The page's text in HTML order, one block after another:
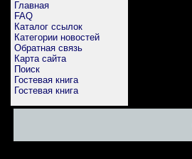
Главная
FAQ
Каталог ссылок
Категории новостей
Обратная связь
Карта сайта
Поиск
Гостевая книга
Гостевая книга